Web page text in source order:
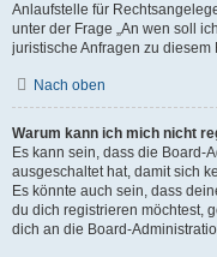
Anlaufstelle für
unter der Frage „An wen soll
juristische Anfragen zu
Nach oben
Warum kann ich mich nicht
Es kann sein, dass die Board-
ausgeschaltet hat, damit sich
Es könnte auch sein, dass
du dich registrieren möchtest,
dich an die Board-